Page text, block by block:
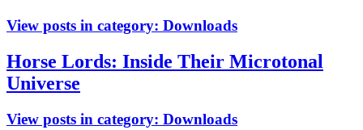
View posts in category: Downloads
Horse Lords: Inside Their Microtonal
Universe
View posts in category: Downloads